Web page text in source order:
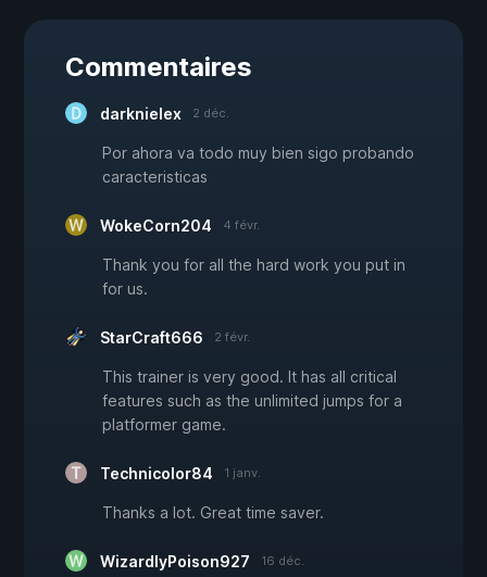
Commentaires
darknielex 2 déc.
Por ahora va todo muy bien sigo probando
caracteristicas
WokeCorn204 4 févr.
Thank you for all the hard work you put in
for us.
StarCraft666 2 févr.
This trainer is very good. It has all critical
features such as the unlimited jumps for a
platformer game.
Technicolor84 1 janv.
Thanks a lot. Great time saver.
WizardlyPoison927 16 déc.